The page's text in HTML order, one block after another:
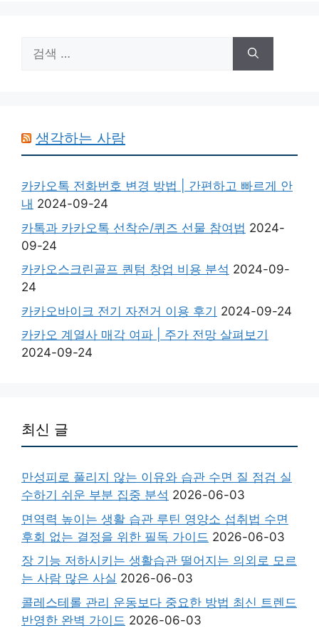
색:
생각하는 사람
카카오톡 전화번호 변경 방법 | 간편하고 빠르게 안
내 2024-09-24
카톡과 카카오톡 선착순/퀴즈 선물 참여법 2024-
09-24
카카오스크린골프 퀀텀 창업 비용 분석 2024-09-
24
카카오바이크 전기 자전거 이용 후기 2024-09-24
카카오 계열사 매각 여파 | 주가 전망 살펴보기
2024-09-24
최신 글
만성피로 풀리지 않는 이유와 습관 수면 질 점검 실
수하기 쉬운 부분 집중 분석 2026-06-03
면역력 높이는 생활 습관 루틴 영양소 섭취법 수면
후회 없는 결정을 위한 필독 가이드 2026-06-03
장 기능 저하시키는 생활습관 떨어지는 의외로 모르
는 사람 많은 사실 2026-06-03
콜레스테롤 관리 운동보다 중요한 방법 최신 트렌드
반영한 완벽 가이드 2026-06-03